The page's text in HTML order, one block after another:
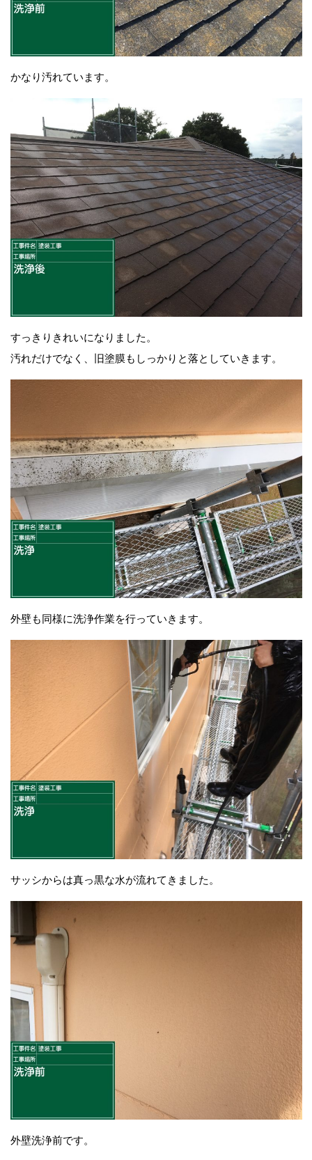
かなり汚れています。
すっきりきれいになりました。
汚れだけでなく、旧塗膜もしっかりと落としていきます。
外壁も同様に洗浄作業を行っていきます。
サッシからは真っ黒な水が流れてきました。
外壁洗浄前です。